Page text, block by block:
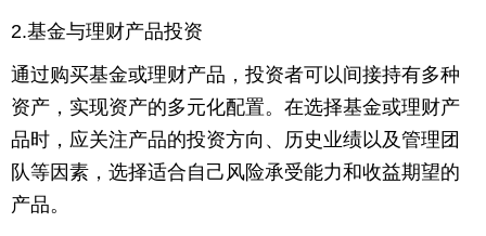
游
游
戏
快
讯
财
经
2.基金与理财产品投资
通过购买基金或理财产品，投资者可以间接持有多种
资产，实现资产的多元化配置。在选择基金或理财产
品时，应关注产品的投资方向、历史业绩以及管理团
队等因素，选择适合自己风险承受能力和收益期望的
产品。